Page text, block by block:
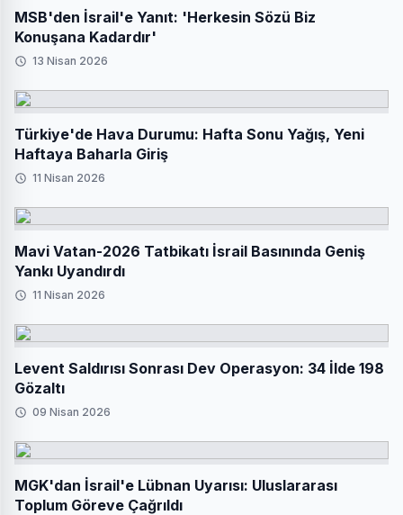
MSB'den İsrail'e Yanıt: 'Herkesin Sözü Biz
Konuşana Kadardır'
13 Nisan 2026
Türkiye'de Hava Durumu: Hafta Sonu Yağış, Yeni
Haftaya Baharla Giriş
11 Nisan 2026
Mavi Vatan-2026 Tatbikatı İsrail Basınında Geniş
Yankı Uyandırdı
11 Nisan 2026
Levent Saldırısı Sonrası Dev Operasyon: 34 İlde 198
Gözaltı
09 Nisan 2026
MGK'dan İsrail'e Lübnan Uyarısı: Uluslararası
Toplum Göreve Çağrıldı